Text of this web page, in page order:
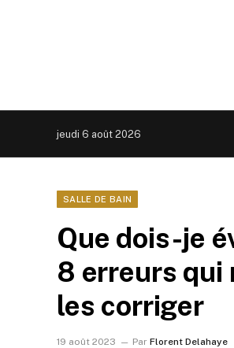
jeudi 6 août 2026
SALLE DE BAIN
Que dois-je
8 erreurs qui
les corriger
19 août 2023 Par Florent Delahaye